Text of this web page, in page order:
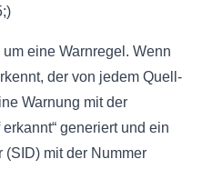
eine Warnregel. Wenn
der von jedem Quell-
Warnung mit der
generiert und ein
mit der Nummer